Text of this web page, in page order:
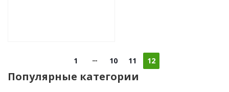
1 10 11 12
Популярные категории